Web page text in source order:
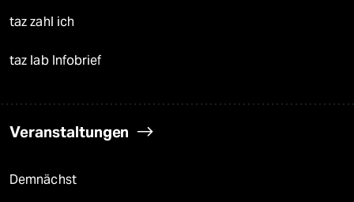
taz zahl ich
taz lab Infobrief
Veranstaltungen
Demnächst